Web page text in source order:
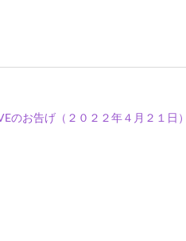
のお告げ（２０２２年４月２１日）